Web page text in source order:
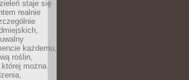
staje się
realnie
każdemu,
roślin,
można